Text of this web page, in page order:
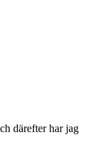
därefter har jag